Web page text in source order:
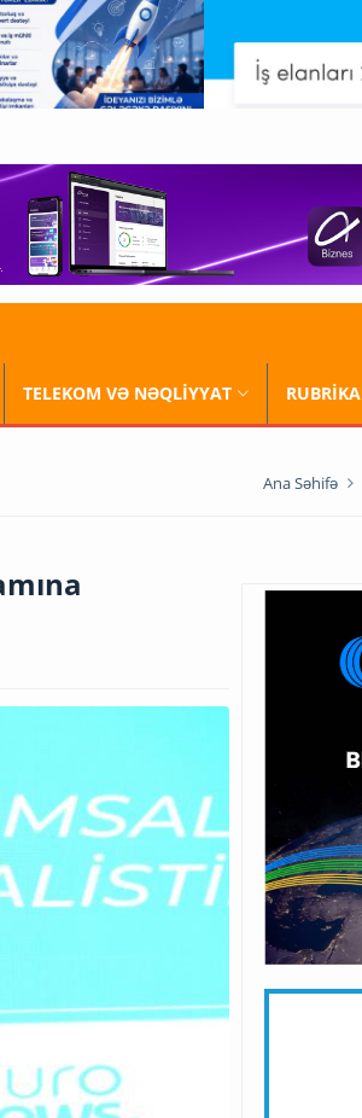
TELEKOM VƏ NƏQLİYYAT RUBRİKA
Ana Səhifə